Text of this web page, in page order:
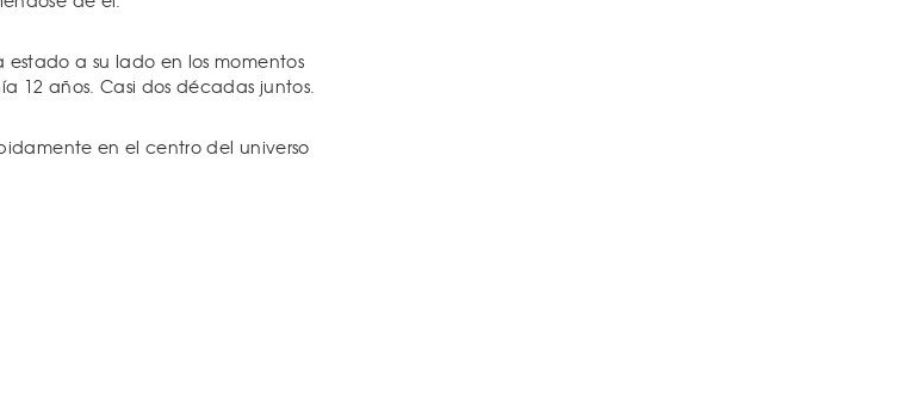
a su lado en los momentos
12 años. Casi dos décadas juntos.
en el centro del universo